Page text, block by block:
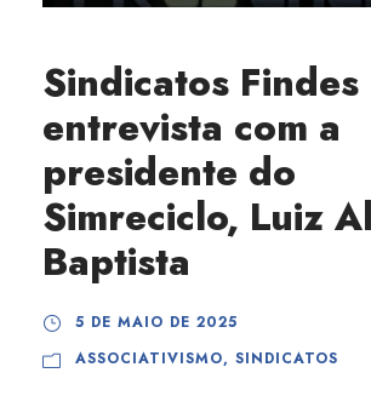
Sindicatos
entrevista com a
presidente do
Simreciclo, Luiz
Baptista
5 DE MAIO DE 2025
ASSOCIATIVISMO, SINDICATOS